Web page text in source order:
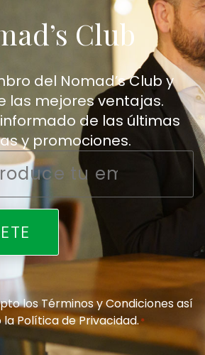
Club
del Nomad’s Club y
las mejores ventajas.
de las últimas
y promociones.
Consentimiento
*
losTérminos y Condicionesasí
laPolítica de Privacidad.*
Email
*